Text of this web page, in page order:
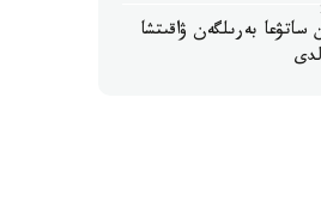
بەرىلگەن ۋاقىتشا